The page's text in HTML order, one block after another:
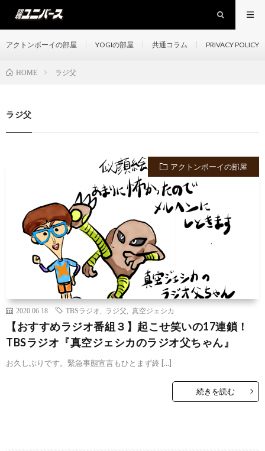
アクトンボーイの部屋 YOGIの部屋 共通コラム PRIVACY POLICY
HOME ラジ父
ラジ父
アクトンボーイの部屋
2020.06.18 TBSラジオ ラジ父 真空ジェシカ
【おすすめラジオ番組３】起こせ笑いの17連鎖！
TBSラジオ『真空ジェシカのラジオ父ちゃん』
お久しぶりです。緊急事態宣言もひとまず終 […]
続きを読む